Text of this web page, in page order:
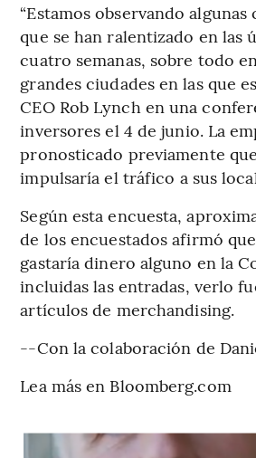
“Estamos observando
que se han ralentizado en las
cuatro semanas, sobre todo
grandes ciudades en las que
CEO Rob Lynch en una
inversores el 4 de junio. La
pronosticado previamente
impulsaría el tráfico a sus
Según esta encuesta,
de los encuestados afirmó
gastaría dinero alguno en la
incluidas las entradas, verlo
artículos de merchandising.
--Con la colaboración de
Lea más en Bloomberg.com